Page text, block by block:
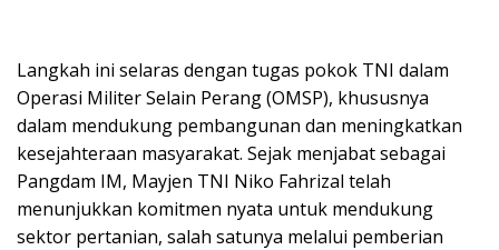
Langkah ini selaras dengan tugas pokok TNI dalam
Operasi Militer Selain Perang (OMSP), khususnya
dalam mendukung pembangunan dan meningkatkan
kesejahteraan masyarakat. Sejak menjabat sebagai
Pangdam IM, Mayjen TNI Niko Fahrizal telah
menunjukkan komitmen nyata untuk mendukung
sektor pertanian, salah satunya melalui pemberian